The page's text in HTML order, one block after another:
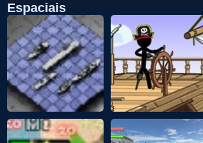
Espaciais